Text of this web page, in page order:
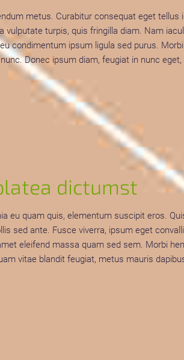
metus. Curabitur consequat eget tellus
turpis, quis fringilla diam. Nam
condimentum ipsum ligula sed purus.
Donec ipsum diam, feugiat in nunc eget,
dictumst
eu quam quis, elementum suscipit eros.
sed ante. Fusce viverra, ipsum eget
eleifend massa quam sed sem. Morbi
vitae blandit feugiat, metus mauris